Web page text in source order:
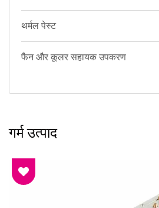
थर्मल पेस्ट
फैन और कूलर सहायक उपकरण
गर्म उत्पाद